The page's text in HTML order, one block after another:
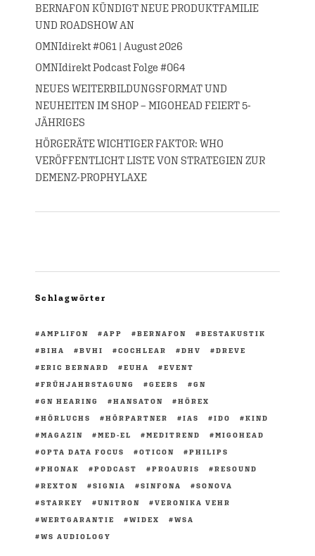
BERNAFON KÜNDIGT NEUE PRODUKTFAMILIE
UND ROADSHOW AN
OMNIdirekt #061 | August 2026
OMNIdirekt Podcast Folge #064
NEUES WEITERBILDUNGSFORMAT UND
NEUHEITEN IM SHOP – MIGOHEAD FEIERT 5-
JÄHRIGES
HÖRGERÄTE WICHTIGER FAKTOR: WHO
VERÖFFENTLICHT LISTE VON STRATEGIEN ZUR
DEMENZ-PROPHYLAXE
Schlagwörter
AMPLIFON APP BERNAFON
BESTAKUSTIK
BIHA
BVHI COCHLEAR DHV
DREVE
ERIC BERNARD
EUHA
EVENT
FRÜHJAHRSTAGUNG
GEERS
GN
GN HEARING
HANSATON
HÖREX
HÖRLUCHS
HÖRPARTNER IAS IDO
KIND
MAGAZIN
MED-EL MEDITREND
MIGOHEAD
OPTA DATA FOCUS
OTICON
PHILIPS
PHONAK
PODCAST PROAURIS
RESOUND
REXTON
SIGNIA SINFONA
SONOVA
STARKEY
UNITRON
VERONIKA VEHR
WERTGARANTIE
WIDEX
WSA
WS AUDIOLOGY